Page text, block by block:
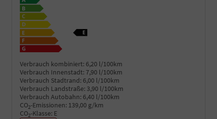
Verbrauch kombiniert: 6,20 l/100km
Verbrauch Innenstadt: 7,90 l/100km
Verbrauch Stadtrand: 6,00 l/100km
Verbrauch Landstraße: 3,90 l/100km
Verbrauch Autobahn: 6,40 l/100km
CO2-Emissionen: 139,00 g/km
CO2-Klasse: E